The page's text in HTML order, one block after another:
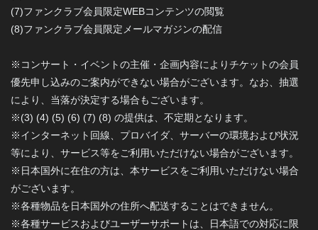
(7)ファンクラブ会員限定WEBコンテンツの閲覧
(8)ファンクラブ会員限定メールマガジンの配信
※コンサート・イベントの主催・企画内容によりチケットの会員
優先申し込みのご案内ができない場合がございます。なお、抽選
により、当落が決定する場合もございます。
※(3) (4) (5) (6) (7) (8) の提供は、不定期となります。
※インターネット回線、プロバイダ、サーバーの環境および状況
等により、サービス等をご利用いただけない場合がございます。
※日本国外に在住の方は、本サービスをご利用いただけない場合
がございます。
※各種物品を日本国外の住所へ配送することはできません。
※各種サービスおよびユーザーサポートは、日本語での対応に限